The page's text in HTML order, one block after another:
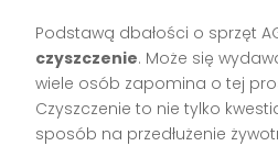
Podstawą dbałości o sprzęt
czyszczenie. Może się
wiele osób zapomina o tej
Czyszczenie to nie tylko
sposób na przedłużenie